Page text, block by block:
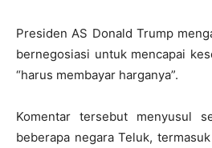
Presiden AS Donald Trump
bernegosiasi untuk mencapai
“harus membayar harganya”.
Komentar tersebut menyusul
beberapa negara Teluk,